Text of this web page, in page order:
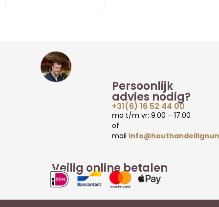
Veilig online betalen
Persoonlijk
advies nodig?
+31(6) 16 52 44 00
ma t/m vr: 9.00 – 17.00
of
mail